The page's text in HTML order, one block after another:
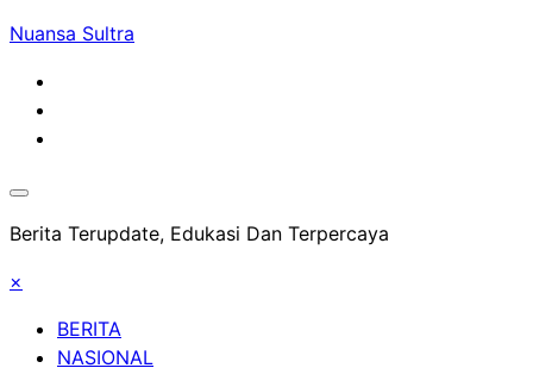
Skip
content
Nuansa Sultra
Berita Terupdate, Edukasi Dan Terpercaya
×
BERITA
NASIONAL